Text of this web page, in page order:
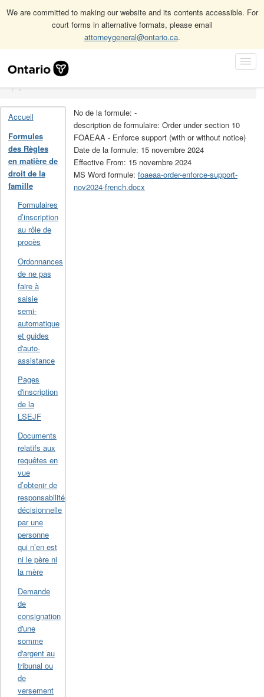
We are committed to making our website and its contents accessible. For
court forms in alternative formats, please email
attorneygeneral@ontario.ca.
Navigation
Accueil
Formules des Règles en matière de droit de la famille
Formules de la Loi d’aide à l’exécution des ordonnances et des
ententes familiales (LAEOEF)
-
Accueil
Formules
des Règles
en matière de
droit de la
famille
Formulaires
d’inscription
au rôle de
procès
Ordonnances
de ne pas
faire à
saisie
semi-
automatique
et guides
d'auto-
assistance
Pages
d'inscription
de la
LSEJF
Documents
relatifs aux
requêtes en
vue
d’obtenir de
responsabilité
décisionnelle
par une
personne
qui n’en est
ni le père ni
la mère
Demande
de
consignation
d'une
somme
d'argent au
tribunal ou
de
versement
No de la formule: -
description de formulaire: Order under section 10
FOAEAA - Enforce support (with or without notice)
Date de la formule: 15 novembre 2024
Effective From: 15 novembre 2024
MS Word formule: foaeaa-order-enforce-support-
nov2024-french.docx